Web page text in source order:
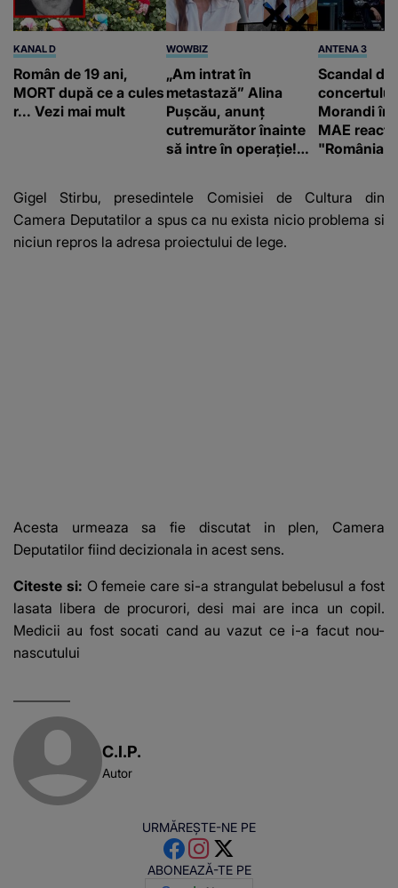
KANAL D
Român de 19 ani,
MORT după ce a cules
r... Vezi mai mult
WOWBIZ
„Am intrat în
metastază” Alina
Pușcău, anunț
cutremurător înainte
să intre în operație!
fanilor
ANTENA 3
Scandal
Morandi în
MAE
"România
Gigel Stirbu, presedintele Comisiei de Cultura din
Camera Deputatilor a spus ca nu exista nicio problema si
niciun repros la adresa proiectului de lege.
Acesta urmeaza sa fie discutat in plen, Camera
Deputatilor fiind decizionala in acest sens.
Citeste si: O femeie care si-a strangulat bebelusul a fost
lasata libera de procurori, desi mai are inca un copil.
Medicii au fost socati cand au vazut ce i-a facut nou-
nascutului
C.I.P.
Autor
URMĂREȘTE-NE PE
ABONEAZĂ-TE PE